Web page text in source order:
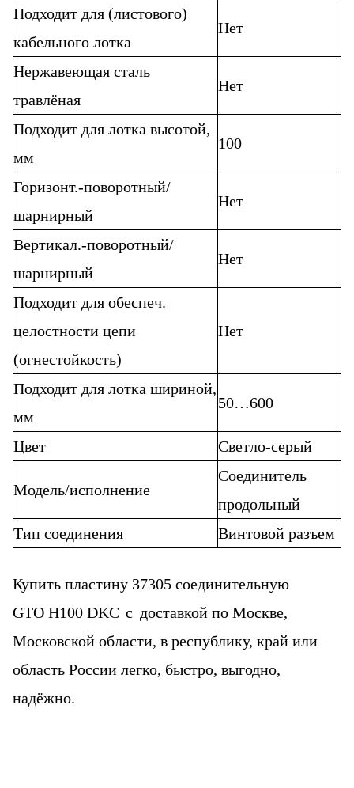
Подходит для (листового)
кабельного лотка
Нет
Нержавеющая сталь
травлёная
Нет
Подходит для лотка высотой,
мм
100
Горизонт.-поворотный/
шарнирный
Нет
Вертикал.-поворотный/
шарнирный
Нет
Подходит для обеспеч.
целостности цепи
(огнестойкость)
Нет
Подходит для лотка шириной,
мм
50…600
Цвет Светло-серый
Модель/исполнение
Соединитель
продольный
Тип соединения
Винтовой разъем
Купить пластину 37305 соединительную
GTO H100 DKC с доставкой по Москве,
Московской области, в республику, край или
область России легко, быстро, выгодно,
надёжно.